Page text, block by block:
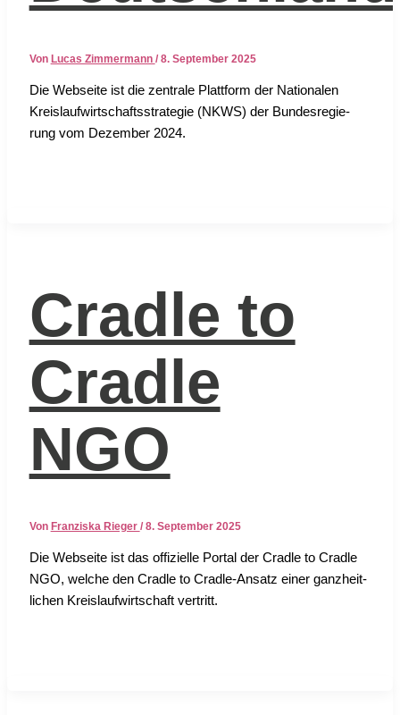
Von Lucas Zimmermann / 8. September 2025
Die Web­sei­te ist die zen­tra­le Platt­form der Natio­na­len
Kreis­lauf­wirt­schafts­stra­te­gie (NKWS) der Bun­des­re­gie­
rung vom Dezem­ber 2024.
Cradle to
Cradle
NGO
Von Franziska Rieger / 8. September 2025
Die Web­sei­te ist das offi­zi­el­le Por­tal der Crad­le to Crad­le
NGO, wel­che den Crad­le to Crad­le-Ansatz einer ganz­heit­
li­chen Kreis­lauf­wirt­schaft ver­tritt.